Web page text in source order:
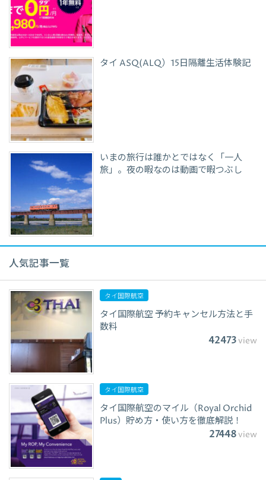
タイ ASQ(ALQ）15日隔離生活体験記
いまの旅行は誰かとではなく「一人
旅」。夜の暇なのは動画で暇つぶし
人気記事一覧
タイ国際航空
タイ国際航空 予約キャンセル方法と手
数料
42473view
タイ国際航空
タイ国際航空のマイル（Royal Orchid
Plus）貯め方・使い方を徹底解説！
27448view